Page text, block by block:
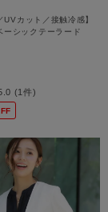
UVカット／接触冷感】
ーシックテーラード
(1件)